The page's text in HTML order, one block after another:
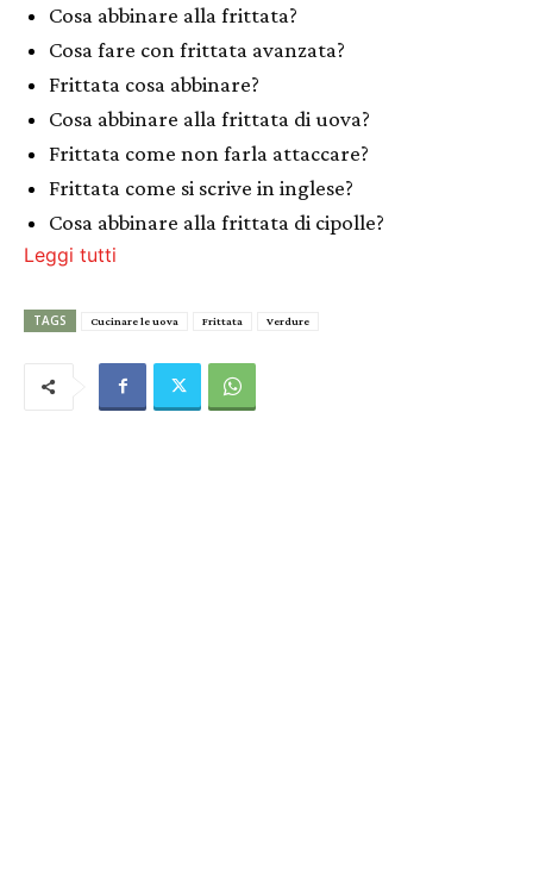
Cosa abbinare alla frittata?
Cosa fare con frittata avanzata?
Frittata cosa abbinare?
Cosa abbinare alla frittata di uova?
Frittata come non farla attaccare?
Frittata come si scrive in inglese?
Cosa abbinare alla frittata di cipolle?
Leggi tutti
TAGS Cucinare le uova Frittata Verdure